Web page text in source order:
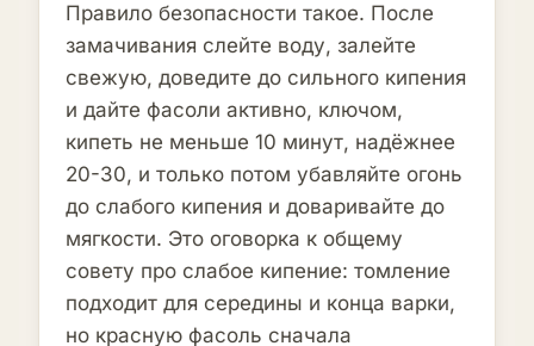
Правило безопасности такое. После
замачивания слейте воду, залейте
свежую, доведите до сильного кипения
и дайте фасоли активно, ключом,
кипеть не меньше 10 минут, надёжнее
20-30, и только потом убавляйте огонь
до слабого кипения и доваривайте до
мягкости. Это оговорка к общему
совету про слабое кипение: томление
подходит для середины и конца варки,
но красную фасоль сначала